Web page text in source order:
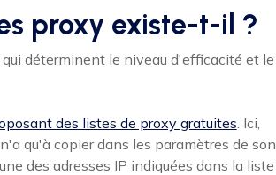
proxy existe-t-il ?
déterminent le niveau d'efficacité et le
des listes de proxy gratuites . Ici,
qu'à copier dans les paramètres de son
des adresses IP indiquées dans la liste